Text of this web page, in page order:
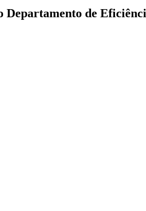
Departamento de